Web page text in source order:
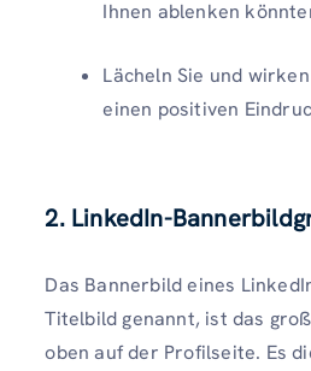
Ihnen ablenken
Lächeln Sie und
einen positiven
2. LinkedIn-
Das Bannerbild eines
Titelbild genannt, ist das
oben auf der Profilseite. Es